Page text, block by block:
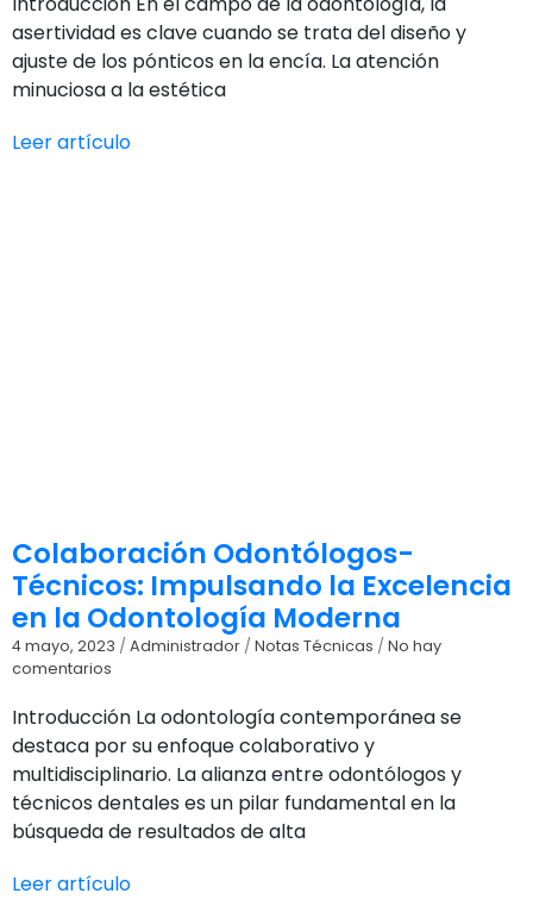
asertividad es clave cuando se trata del diseño y
ajuste de los pónticos en la encía. La atención
minuciosa a la estética
Leer artículo
Colaboración Odontólogos-
Técnicos: Impulsando la Excelencia
en la Odontología Moderna
4 mayo, 2023 / Administrador / Notas Técnicas / No hay
comentarios
Introducción La odontología contemporánea se
destaca por su enfoque colaborativo y
multidisciplinario. La alianza entre odontólogos y
técnicos dentales es un pilar fundamental en la
búsqueda de resultados de alta
Leer artículo